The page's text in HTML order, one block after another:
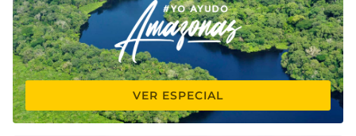
VER ESPECIAL